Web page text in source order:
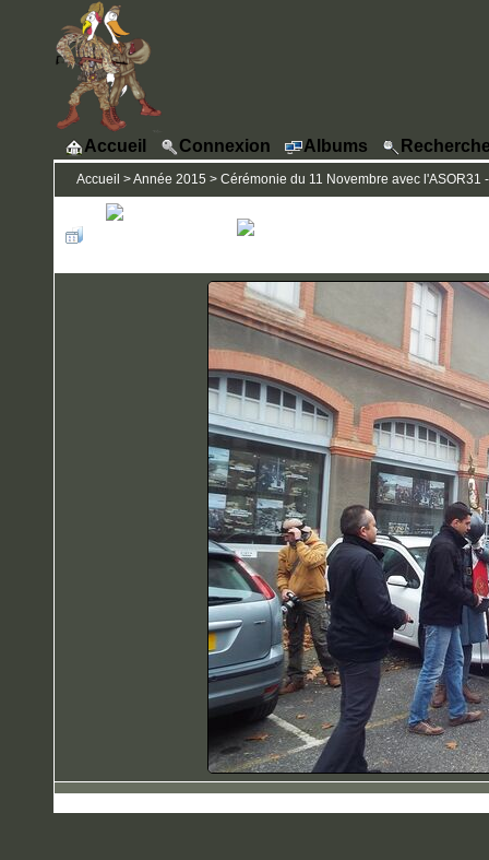
Accueil Connexion Albums
Accueil >Année 2015 > Cérémonie du 11 Novembre avec l'ASOR31